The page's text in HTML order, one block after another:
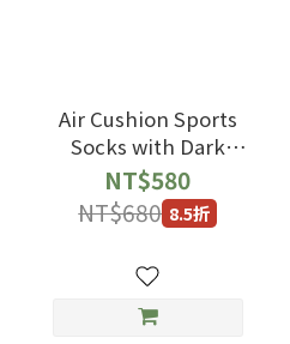
Air Cushion Sports
Socks with Dark
Blue Color
NT$580
NT$680 8.5折